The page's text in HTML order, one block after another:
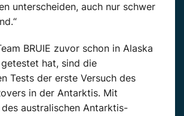
unterscheiden, auch nur schwer
BRUIE zuvor schon in Alaska
hat, sind die
Tests der erste Versuch des
in der Antarktis. Mit
australischen Antarktis-